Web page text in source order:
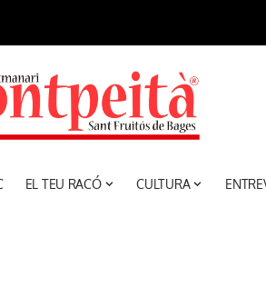
EL TEU RACÓ CULTURA